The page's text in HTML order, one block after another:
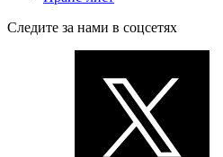
Следите за нами в соцсетях